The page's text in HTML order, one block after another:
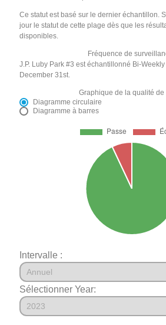
Ce statut est basé sur le dernier échantillon.
jour le statut de cette plage dès que les
disponibles.
Fréquence de
J.P. Luby Park #3 est échantillonné Bi-
December 31st.
Graphique de la qualité de
Diagramme circulaire
Diagramme à barres
Intervalle :
Sélectionner Year: